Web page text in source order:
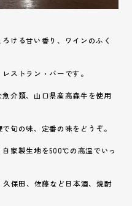
ける甘い香り、ワインのふく
ストラン・バーです。
介類、山口県産高森牛を使用
旬の味、定番の味をどうぞ。
家製生地を500℃の高温でいっ
保田、佐藤など日本酒、焼酎